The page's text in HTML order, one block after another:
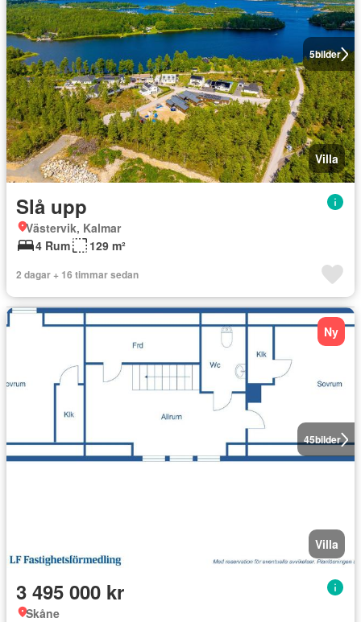
5bilder
Villa
Slå upp
Västervik, Kalmar
4 Rum
129 m²
2 dagar + 16 timmar sedan
45bilder
Ny
Villa
3 495 000 kr
Skåne